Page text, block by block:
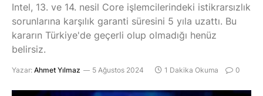
Intel, 13. ve 14. nesil Core işlemcilerindeki istikrarsızlık
sorunlarına karşılık garanti süresini 5 yıla uzattı. Bu
kararın Türkiye'de geçerli olup olmadığı henüz
belirsiz.
Yazar: Ahmet Yılmaz 5 Ağustos 2024 1 Dakika Okuma 0